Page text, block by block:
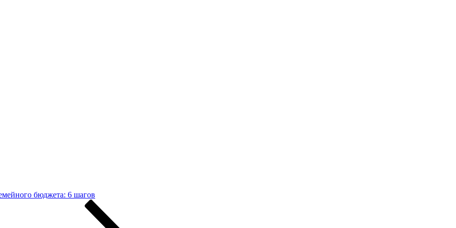
бюджета: 6 шагов